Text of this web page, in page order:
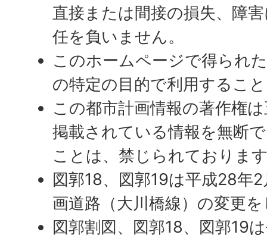
直接または間接の損失、障
任を負いません。
このホームページで得られ
の特定の目的で利用するこ
この都市計画情報の著作権
掲載されている情報を無断
ことは、禁じられておりま
図郭18、図郭19は平成28年
画道路（大川橋線）の変更
図郭割図、図郭18、図郭19